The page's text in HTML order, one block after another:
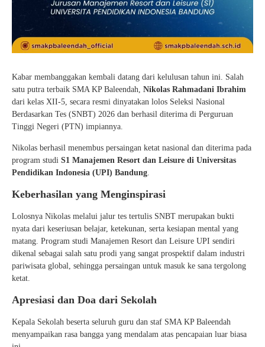
Kabar membanggakan kembali datang dari kelulusan tahun ini. Salah
satu putra terbaik SMA KP Baleendah, Nikolas Rahmadani Ibrahim
dari kelas XII-5, secara resmi dinyatakan lolos Seleksi Nasional
Berdasarkan Tes (SNBT) 2026 dan berhasil diterima di Perguruan
Tinggi Negeri (PTN) impiannya.
Nikolas berhasil menembus persaingan ketat nasional dan diterima pada
program studi S1 Manajemen Resort dan Leisure di Universitas
Pendidikan Indonesia (UPI) Bandung.
Keberhasilan yang Menginspirasi
Lolosnya Nikolas melalui jalur tes tertulis SNBT merupakan bukti
nyata dari keseriusan belajar, ketekunan, serta kesiapan mental yang
matang. Program studi Manajemen Resort dan Leisure UPI sendiri
dikenal sebagai salah satu prodi yang sangat prospektif dalam industri
pariwisata global, sehingga persaingan untuk masuk ke sana tergolong
ketat.
Apresiasi dan Doa dari Sekolah
Kepala Sekolah beserta seluruh guru dan staf SMA KP Baleendah
menyampaikan rasa bangga yang mendalam atas pencapaian luar biasa